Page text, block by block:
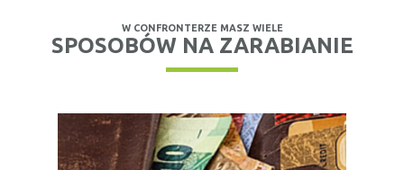
W CONFRONTERZE MASZ WIELE
SPOSOBÓW NA ZARABIANIE